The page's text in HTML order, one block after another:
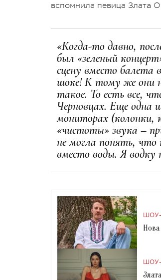
вспомнила певица Злата
«Когда-то давно,
был «зеленый
сцену вместо
шоке! К тому же они
такое. То есть все,
Черновцах. Еще одна
мониторах (колонки,
«чистоты» звука –
не могла понять,
вместо воды. Я водку
Нова